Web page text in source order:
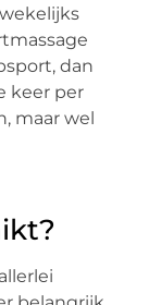
dan
keer per
maar wel